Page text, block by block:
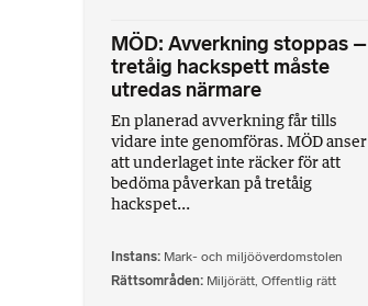
MÖD: Avverkning stoppas –
tretåig hackspett måste
utredas närmare
En planerad avverkning får tills
vidare inte genomföras. MÖD anser
att underlaget inte räcker för att
bedöma påverkan på tretåig
hackspet...
Instans Mark- och miljööverdomstolen
Rättsområden Miljörätt Offentlig rätt